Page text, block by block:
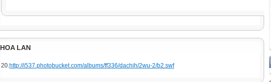
HOA LAN
20.http://i537.photobucket.com/albums/ff336/dachih/2wu-2/b2.swf